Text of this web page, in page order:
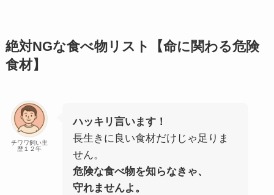
絶対NGな食べ物リスト【命に関わる危険
食材】
チワワ飼い主
歴１２年
ハッキリ言います！
長生きに良い食材だけじゃ足りま
せん。
危険な食べ物を知らなきゃ、
守れませんよ。